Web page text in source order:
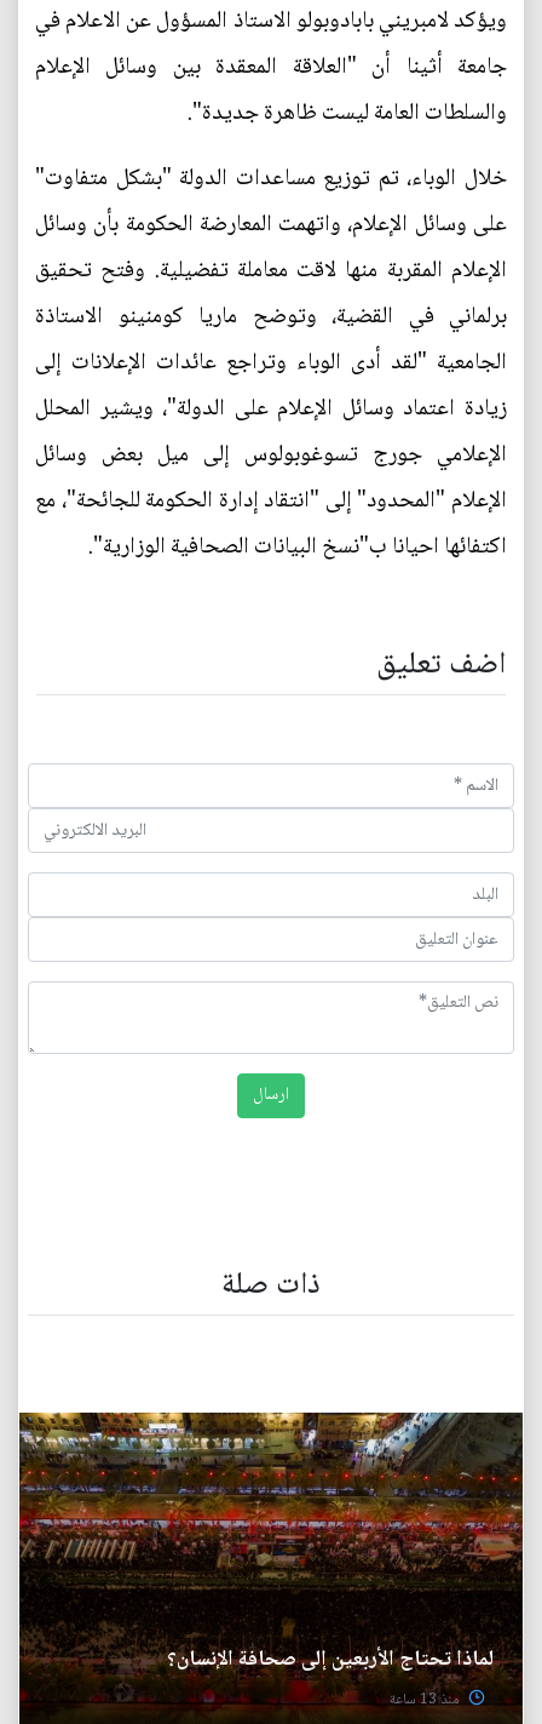
ويؤكد لامبريني بابادوبولو الاستاذ المسؤول عن الاعلام في
جامعة أثينا أن "العلاقة المعقدة بين وسائل الإعلام
والسلطات العامة ليست ظاهرة جديدة".
خلال الوباء، تم توزيع مساعدات الدولة "بشكل متفاوت"
على وسائل الإعلام، واتهمت المعارضة الحكومة بأن وسائل
الإعلام المقربة منها لاقت معاملة تفضيلية. وفتح تحقيق
برلماني في القضية، وتوضح ماريا كومنينو الاستاذة
الجامعية "لقد أدى الوباء وتراجع عائدات الإعلانات إلى
زيادة اعتماد وسائل الإعلام على الدولة"، ويشير المحلل
الإعلامي جورج تسوغوبولوس إلى ميل بعض وسائل
الإعلام "المحدود" إلى "انتقاد إدارة الحكومة للجائحة"، مع
اكتفائها احيانا ب"نسخ البيانات الصحافية الوزارية".
اضف تعليق
ذات صلة
لماذا تحتاج الأربعين إلى صحافة الإنسان؟
منذ 13 ساعة